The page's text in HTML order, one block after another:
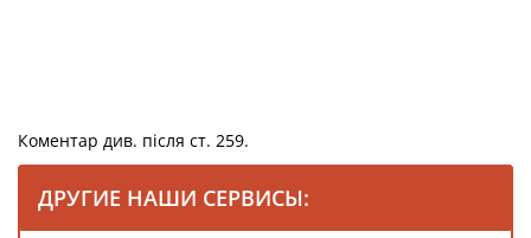
Коментар див. після ст. 259.
ДРУГИЕ НАШИ СЕРВИСЫ: